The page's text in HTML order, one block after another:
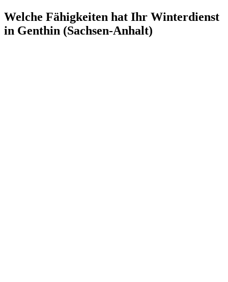
Welche Fähigkeiten hat Ihr Winterdienst
in Genthin (Sachsen-Anhalt)